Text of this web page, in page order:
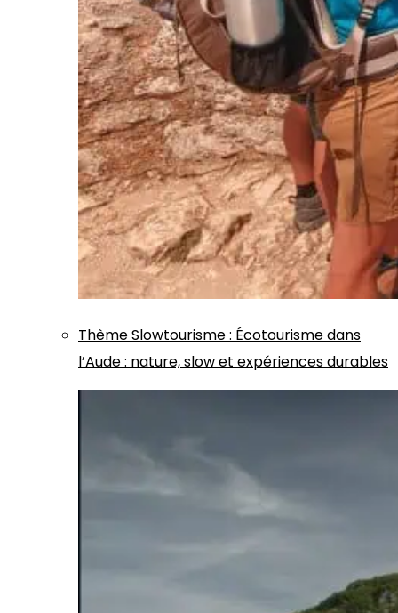
ThèmeSlowtourisme: Écotourisme dans
l’Aude : nature, slow et expériences durables